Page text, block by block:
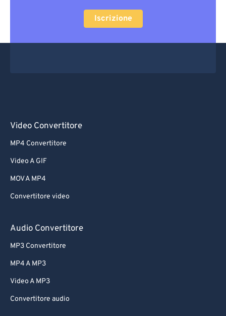
Iscrizione
Video Convertitore
MP4 Convertitore
Video A GIF
MOV A MP4
Convertitore video
Audio Convertitore
MP3 Convertitore
MP4 A MP3
Video A MP3
Convertitore audio